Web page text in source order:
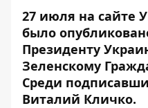
27 июля на сайте
было
Президенту
Зеленскому
Среди
Виталий Кличко.